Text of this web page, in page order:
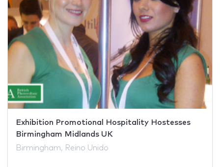
Exhibition Promotional Hospitality Hostesses
Birmingham Midlands UK
Birmingham, Reino Unido